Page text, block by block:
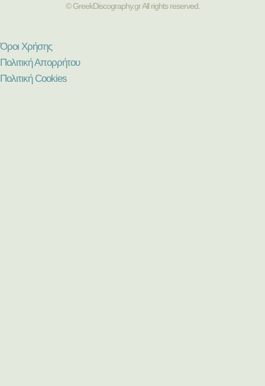
© GreekDiscography.gr All rights reserved.
Όροι Χρήσης
Πολιτική Απορρήτου
Πολιτική Cookies